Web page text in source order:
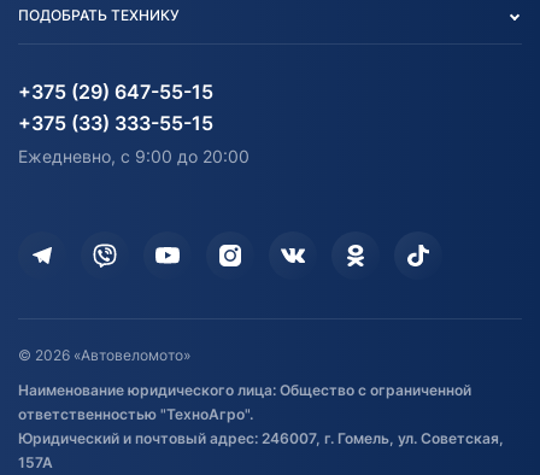
Блог
Карта сайта
Согласие на обработку
Информация до получения
согласия на обработку
Доставка
Дополнительные услуги
Оставить отзыв
Договор публичной оферты
Обработка файлов cookie
Постановка транспорта на учет
Агротехника
Водный транспорт
Электротранспорт
Здоровье
ПОДОБРАТЬ ТЕХНИКУ
Агротехника
Электротранспорт
+375 (29) 647-55-15
+375 (33) 333-55-15
Ежедневно, с 9:00 до 20:00
© 2026 «Автовеломото»
Наименование юридического лица: Общество с ограниченной
ответственностью "ТехноАгро".
Юридический и почтовый адрес: 246007, г. Гомель, ул. Советская,
157А